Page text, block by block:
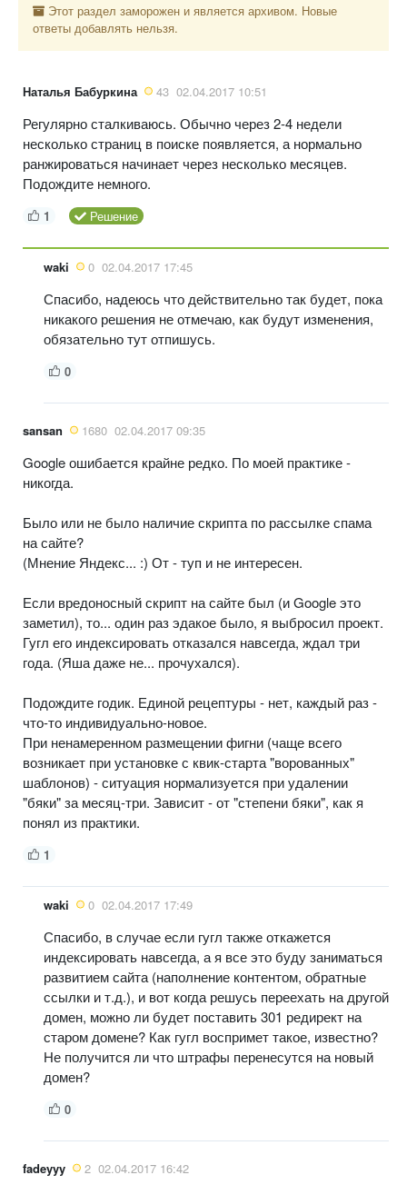
Этот раздел заморожен и является архивом. Новые
ответы добавлять нельзя.
Наталья Бабуркина 43 02.04.2017 10:51
Регулярно сталкиваюсь. Обычно через 2-4 недели
несколько страниц в поиске появляется, а нормально
ранжироваться начинает через несколько месяцев.
Подождите немного.
1 Решение
waki 0 02.04.2017 17:45
Спасибо, надеюсь что действительно так будет, пока
никакого решения не отмечаю, как будут изменения,
обязательно тут отпишусь.
0
sansan 1680 02.04.2017 09:35
Google ошибается крайне редко. По моей практике -
никогда.
Было или не было наличие скрипта по рассылке спама
на сайте?
(Мнение Яндекс... :) От - туп и не интересен.
Если вредоносный скрипт на сайте был (и Google это
заметил), то... один раз эдакое было, я выбросил проект.
Гугл его индексировать отказался навсегда, ждал три
года. (Яша даже не... прочухался).
Подождите годик. Единой рецептуры - нет, каждый раз -
что-то индивидуально-новое.
При ненамеренном размещении фигни (чаще всего
возникает при установке с квик-старта "ворованных"
шаблонов) - ситуация нормализуется при удалении
"бяки" за месяц-три. Зависит - от "степени бяки", как я
понял из практики.
1
waki 0 02.04.2017 17:49
Спасибо, в случае если гугл также откажется
индексировать навсегда, а я все это буду заниматься
развитием сайта (наполнение контентом, обратные
ссылки и т.д.), и вот когда решусь переехать на другой
домен, можно ли будет поставить 301 редирект на
старом домене? Как гугл воспримет такое, известно?
Не получится ли что штрафы перенесутся на новый
домен?
0
fadeyyy 2 02.04.2017 16:42